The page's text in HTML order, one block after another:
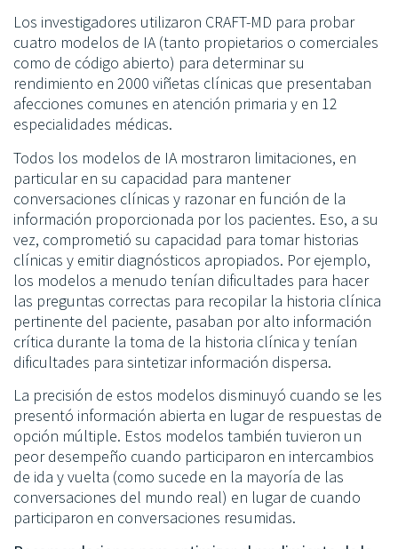
Los investigadores utilizaron CRAFT-MD para probar
cuatro modelos de IA (tanto propietarios o comerciales
como de código abierto) para determinar su
rendimiento en 2000 viñetas clínicas que presentaban
afecciones comunes en atención primaria y en 12
especialidades médicas.
Todos los modelos de IA mostraron limitaciones, en
particular en su capacidad para mantener
conversaciones clínicas y razonar en función de la
información proporcionada por los pacientes. Eso, a su
vez, comprometió su capacidad para tomar historias
clínicas y emitir diagnósticos apropiados. Por ejemplo,
los modelos a menudo tenían dificultades para hacer
las preguntas correctas para recopilar la historia clínica
pertinente del paciente, pasaban por alto información
crítica durante la toma de la historia clínica y tenían
dificultades para sintetizar información dispersa.
La precisión de estos modelos disminuyó cuando se les
presentó información abierta en lugar de respuestas de
opción múltiple. Estos modelos también tuvieron un
peor desempeño cuando participaron en intercambios
de ida y vuelta (como sucede en la mayoría de las
conversaciones del mundo real) en lugar de cuando
participaron en conversaciones resumidas.